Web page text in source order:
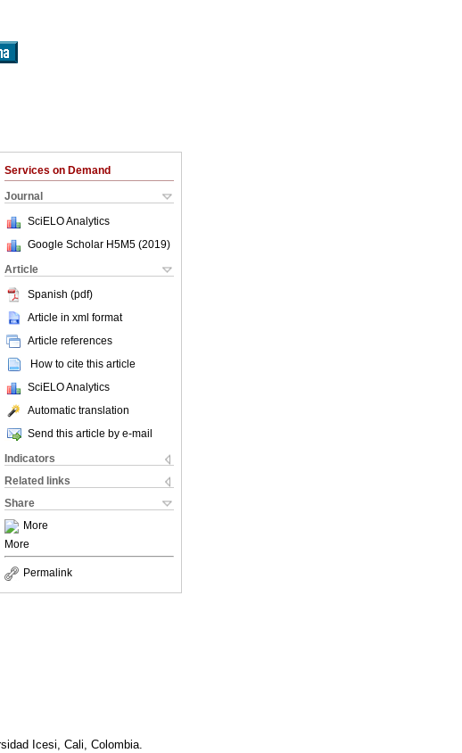
Services on Demand
Journal
SciELO Analytics
Google Scholar H5M5 (2019)
Article
Spanish (pdf)
Article in xml format
Article references
How to cite this article
SciELO Analytics
Automatic translation
Send this article by e-mail
Indicators
Related links
Share
More
More
Permalink
Icesi, Cali, Colombia.